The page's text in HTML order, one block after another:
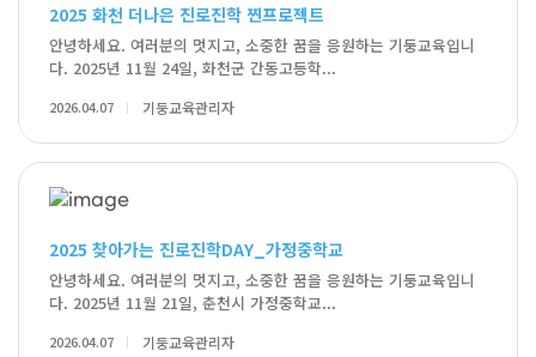
2025 화천 더나은 진로진학 찐프로젝트
안녕하세요. 여러분의 멋지고, 소중한 꿈을 응원하는 기둥교육입니
다. 2025년 11월 24일, 화천군 간동고등학...
2026.04.07 기둥교육관리자
2025 찾아가는 진로진학DAY_가정중학교
안녕하세요. 여러분의 멋지고, 소중한 꿈을 응원하는 기둥교육입니
다. 2025년 11월 21일, 춘천시 가정중학교...
2026.04.07 기둥교육관리자